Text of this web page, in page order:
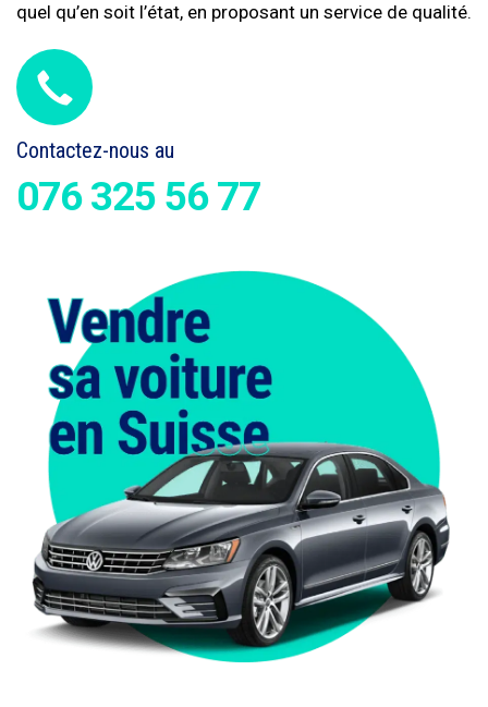
quel qu’en soit l’état, en proposant un service de qualité.
Contactez-nous au
076 325 56 77